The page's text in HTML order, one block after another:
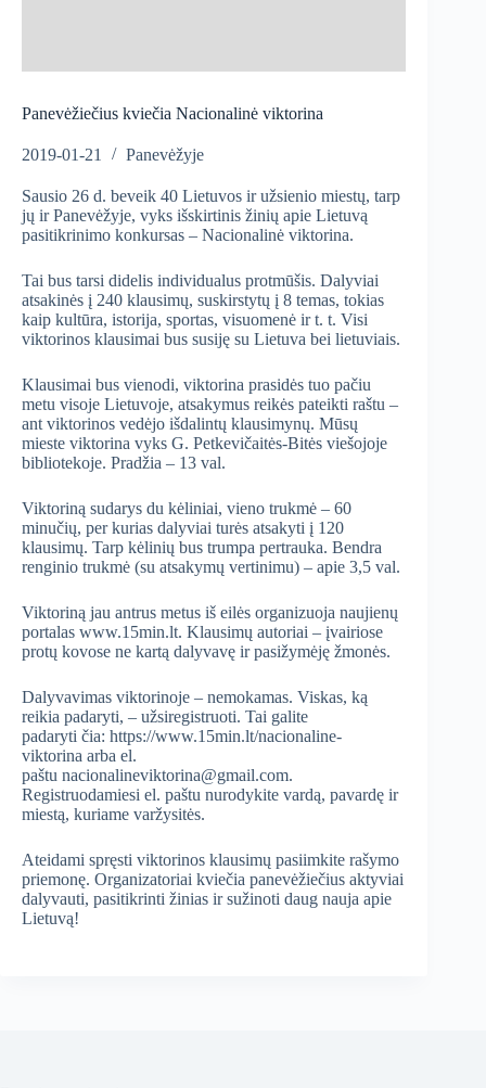
Panevėžiečius kviečia Nacionalinė viktorina
2019-01-21 Panevėžyje
Sausio 26 d. beveik 40 Lietuvos ir užsienio miestų, tarp
jų ir Panevėžyje, vyks išskirtinis žinių apie Lietuvą
pasitikrinimo konkursas – Nacionalinė viktorina.
Tai bus tarsi didelis individualus protmūšis. Dalyviai
atsakinės į 240 klausimų, suskirstytų į 8 temas, tokias
kaip kultūra, istorija, sportas, visuomenė ir t. t. Visi
viktorinos klausimai bus susiję su Lietuva bei lietuviais.
Klausimai bus vienodi, viktorina prasidės tuo pačiu
metu visoje Lietuvoje, atsakymus reikės pateikti raštu –
ant viktorinos vedėjo išdalintų klausimynų. Mūsų
mieste viktorina vyks G. Petkevičaitės-Bitės viešojoje
bibliotekoje. Pradžia – 13 val.
Viktoriną sudarys du kėliniai, vieno trukmė – 60
minučių, per kurias dalyviai turės atsakyti į 120
klausimų. Tarp kėlinių bus trumpa pertrauka. Bendra
renginio trukmė (su atsakymų vertinimu) – apie 3,5 val.
Viktoriną jau antrus metus iš eilės organizuoja naujienų
portalas www.15min.lt. Klausimų autoriai – įvairiose
protų kovose ne kartą dalyvavę ir pasižymėję žmonės.
Dalyvavimas viktorinoje – nemokamas. Viskas, ką
reikia padaryti, – užsiregistruoti. Tai galite
padaryti čia: https://www.15min.lt/nacionaline-
viktorina arba el.
paštu nacionalineviktorina@gmail.com.
Registruodamiesi el. paštu nurodykite vardą, pavardę ir
miestą, kuriame varžysitės.
Ateidami spręsti viktorinos klausimų pasiimkite rašymo
priemonę. Organizatoriai kviečia panevėžiečius aktyviai
dalyvauti, pasitikrinti žinias ir sužinoti daug nauja apie
Lietuvą!